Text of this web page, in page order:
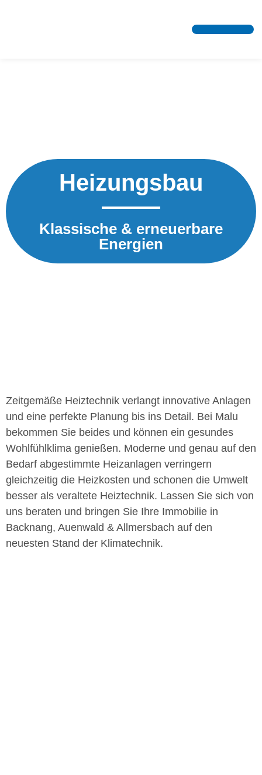
Heizungsbau
Klassische & erneuerbare
Energien
Zeitgemäße Heiztechnik verlangt innovative Anlagen
und eine perfekte Planung bis ins Detail. Bei Malu
bekommen Sie beides und können ein gesundes
Wohlfühlklima genießen. Moderne und genau auf den
Bedarf abgestimmte Heizanlagen verringern
gleichzeitig die Heizkosten und schonen die Umwelt
besser als veraltete Heiztechnik. Lassen Sie sich von
uns beraten und bringen Sie Ihre Immobilie in
Backnang, Auenwald & Allmersbach auf den
neuesten Stand der Klimatechnik.